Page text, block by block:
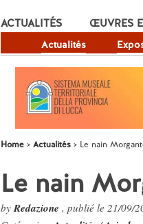
ACTUALITÉS
Actualités
ŒUVRES
Home Actualités Le nain
Le nain
byRedazione , publié le 21/09/